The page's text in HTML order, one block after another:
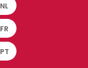
NL
FR
PT